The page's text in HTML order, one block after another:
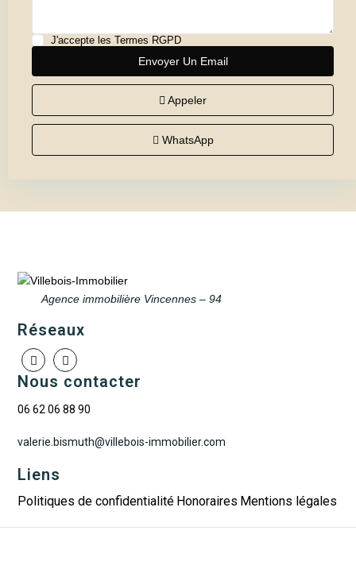
J'accepte les Termes RGPD
Appeler
WhatsApp
Agence immobilière Vincennes – 94
Réseaux
Nous contacter
06 62 06 88 90
valerie.bismuth@villebois-immobilier.com
Liens
Politiques de confidentialité Honoraires Mentions légales